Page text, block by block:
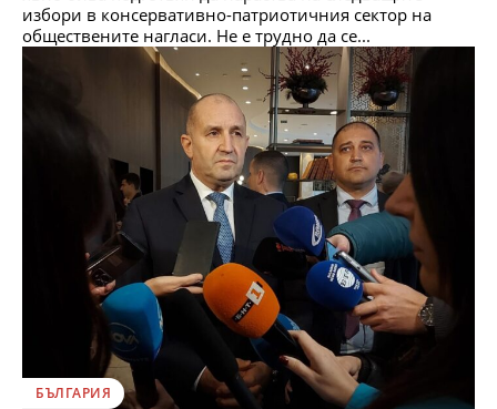
избори в консервативно-патриотичния сектор на
обществените нагласи. Не е трудно да се...
БЪЛГАРИЯ